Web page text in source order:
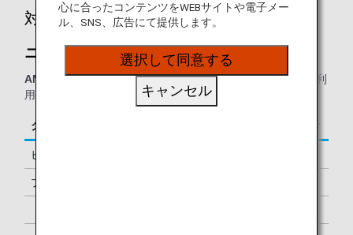
対象のお客様
ニュージーランド航空ラウンジ：
ANAまたは他スター アライアンス加盟航空会社運航便
をご利
用の、以下に該当するお客様が対象となります。
クラス／ステイタス ご同行者
ビジネスクラス
プレミアムエコノミー *1
心に合ったコンテンツをWEBサイトや電子メー
ル、SNS、広告にて提供します。
選択して同意する
キャンセル